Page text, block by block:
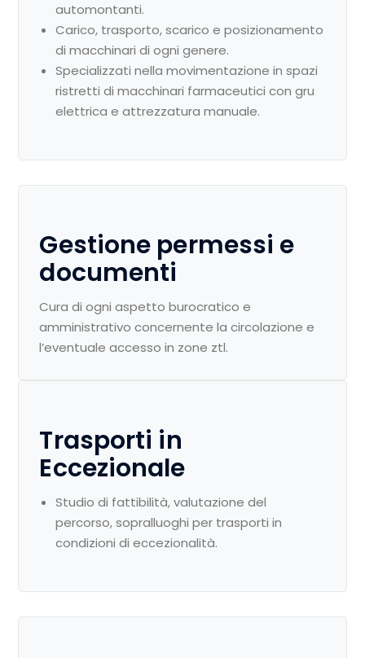
automontanti.
Carico, trasporto, scarico e posizionamento
di macchinari di ogni genere.
Specializzati nella movimentazione in spazi
ristretti di macchinari farmaceutici con gru
elettrica e attrezzatura manuale.
Gestione permessi e
documenti
Cura di ogni aspetto burocratico e
amministrativo concernente la circolazione e
l’eventuale accesso in zone ztl.
Trasporti in
Eccezionale
Studio di fattibilità, valutazione del
percorso, sopralluoghi per trasporti in
condizioni di eccezionalità.